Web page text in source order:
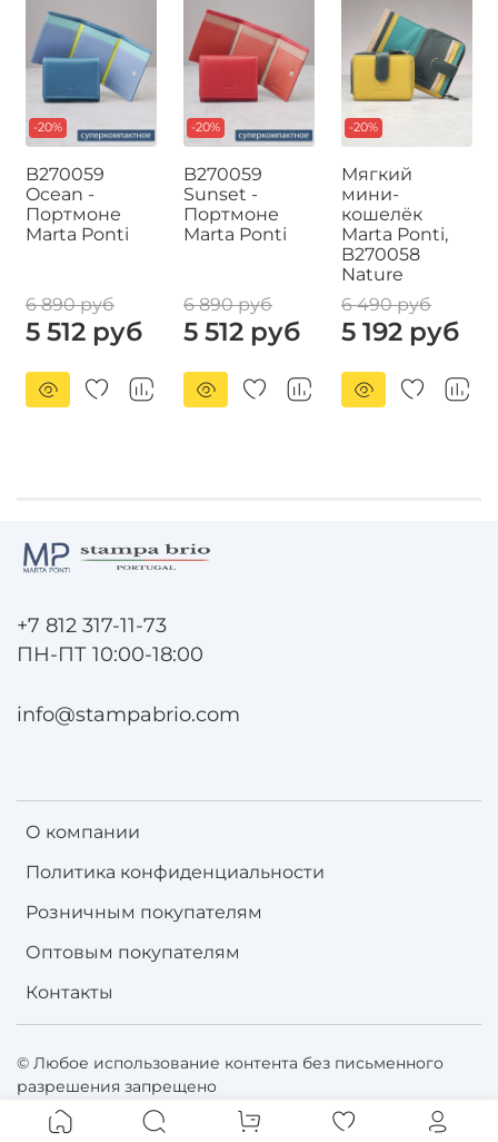
-20%
B270059
Ocean -
Портмоне
Marta Ponti
6 890 руб
5 512 руб
-20%
B270059
Sunset -
Портмоне
Marta Ponti
6 890 руб
5 512 руб
-20%
Мягкий
мини-
кошелёк
Marta Ponti,
B270058
Nature
6 490 руб
5 192 руб
О компании
Политика конфиденциальности
Розничным покупателям
Оптовым покупателям
Контакты
+7 812 317-11-73
ПН-ПТ 10:00-18:00
info@stampabrio.com
© Любое использование контента без письменного
разрешения запрещено